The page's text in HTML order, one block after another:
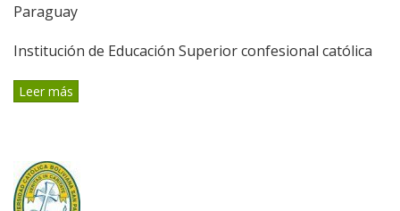
Paraguay
Institución de Educación Superior confesional católica
Leer más